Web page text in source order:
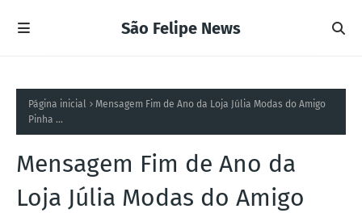
São Felipe News
Página inicial
Mensagem Fim de Ano da Loja Júlia Modas do Amigo
Pinha ...
Mensagem Fim de Ano da
Loja Júlia Modas do Amigo